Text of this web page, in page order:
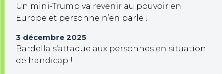
Un mini-Trump va revenir au pouvoir en
Europe et personne n’en parle !
3 décembre 2025
Bardella s'attaque aux personnes en situation
de handicap !